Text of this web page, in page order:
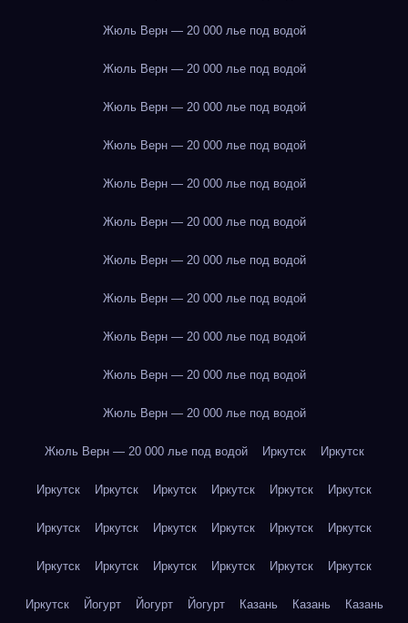
Жюль Верн — 20 000 лье под водой
Жюль Верн — 20 000 лье под водой
Жюль Верн — 20 000 лье под водой
Жюль Верн — 20 000 лье под водой
Жюль Верн — 20 000 лье под водой
Жюль Верн — 20 000 лье под водой
Жюль Верн — 20 000 лье под водой
Жюль Верн — 20 000 лье под водой
Жюль Верн — 20 000 лье под водой
Жюль Верн — 20 000 лье под водой
Жюль Верн — 20 000 лье под водой
Жюль Верн — 20 000 лье под водой Иркутск Иркутск
Иркутск Иркутск Иркутск Иркутск Иркутск Иркутск
Иркутск Иркутск Иркутск Иркутск Иркутск Иркутск
Иркутск Иркутск Иркутск Иркутск Иркутск Иркутск
Иркутск Йогурт Йогурт Йогурт Казань Казань Казань